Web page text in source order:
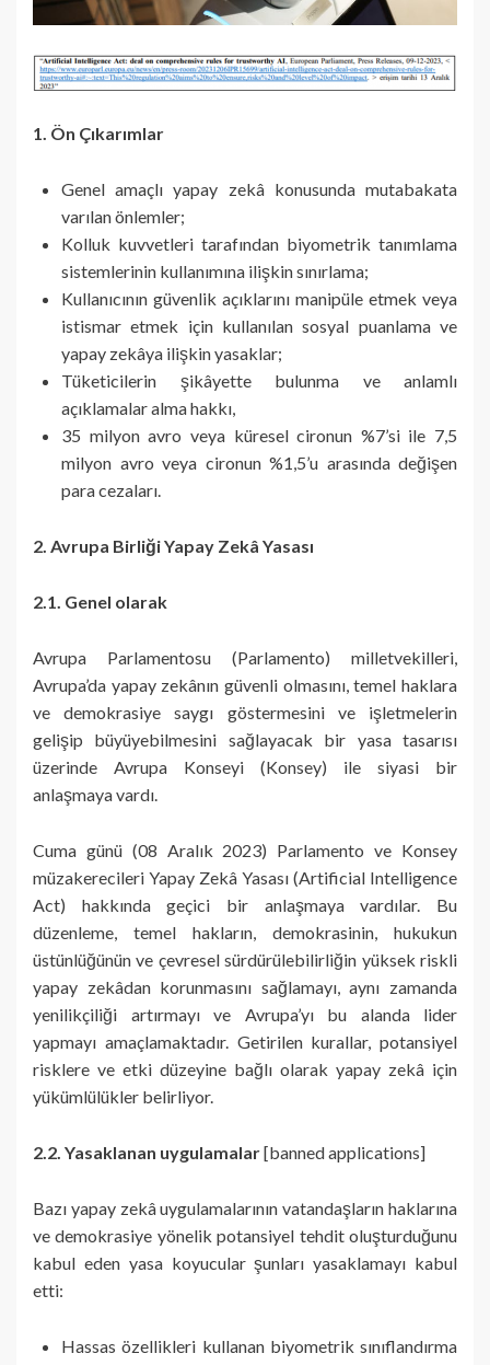
1. Ön Çıkarımlar
Genel amaçlı yapay zekâ konusunda mutabakata
varılan önlemler;
Kolluk kuvvetleri tarafından biyometrik tanımlama
sistemlerinin kullanımına ilişkin sınırlama;
Kullanıcının güvenlik açıklarını manipüle etmek veya
istismar etmek için kullanılan sosyal puanlama ve
yapay zekâya ilişkin yasaklar;
Tüketicilerin şikâyette bulunma ve anlamlı
açıklamalar alma hakkı,
35 milyon avro veya küresel cironun %7’si ile 7,5
milyon avro veya cironun %1,5’u arasında değişen
para cezaları.
2. Avrupa Birliği Yapay Zekâ Yasası
2.1. Genel olarak
Avrupa Parlamentosu (Parlamento) milletvekilleri,
Avrupa’da yapay zekânın güvenli olmasını, temel haklara
ve demokrasiye saygı göstermesini ve işletmelerin
gelişip büyüyebilmesini sağlayacak bir yasa tasarısı
üzerinde Avrupa Konseyi (Konsey) ile siyasi bir
anlaşmaya vardı.
Cuma günü (08 Aralık 2023) Parlamento ve Konsey
müzakerecileri Yapay Zekâ Yasası (Artificial Intelligence
Act) hakkında geçici bir anlaşmaya vardılar. Bu
düzenleme, temel hakların, demokrasinin, hukukun
üstünlüğünün ve çevresel sürdürülebilirliğin yüksek riskli
yapay zekâdan korunmasını sağlamayı, aynı zamanda
yenilikçiliği artırmayı ve Avrupa’yı bu alanda lider
yapmayı amaçlamaktadır. Getirilen kurallar, potansiyel
risklere ve etki düzeyine bağlı olarak yapay zekâ için
yükümlülükler belirliyor.
2.2. Yasaklanan uygulamalar[banned applications]
Bazı yapay zekâ uygulamalarının vatandaşların haklarına
ve demokrasiye yönelik potansiyel tehdit oluşturduğunu
kabul eden yasa koyucular şunları yasaklamayı kabul
etti:
Hassas özellikleri kullanan biyometrik sınıflandırma